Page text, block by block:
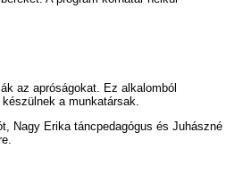
az apróságokat. Ez alkalomból
a munkatársak.
Nagy Erika táncpedagógus és Juhászné